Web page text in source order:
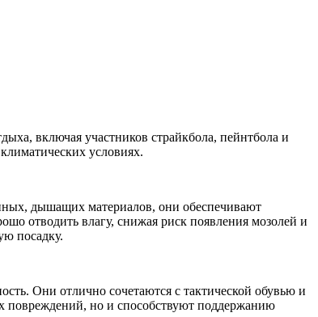
включая участников страйкбола, пейнтбола и
условиях.
дышащих материалов, они обеспечивают
отводить влагу, снижая риск появления мозолей и
посадку.
Они отлично сочетаются с тактической обувью и
повреждений, но и способствуют поддержанию